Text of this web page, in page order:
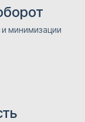
минимизации